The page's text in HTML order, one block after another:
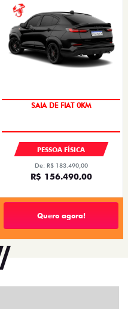
SAIA DE FIAT 0KM
PESSOA FÍSICA
De: R$ 183.490,00
R$ 156.490,00
Quero agora!